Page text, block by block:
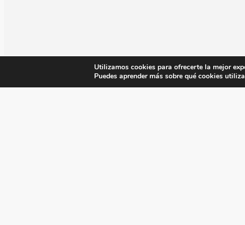
Utilizamos cookies para ofrecerte la mejor
Puedes aprender más sobre qué cookies